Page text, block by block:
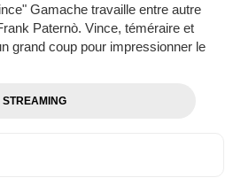
Gamache travaille entre autre
Paternò. Vince, téméraire et
grand coup pour impressionner le
STREAMING